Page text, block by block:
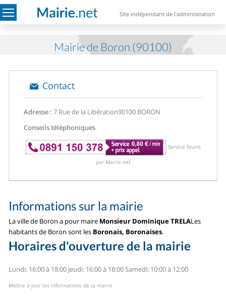
Site indépendant de l'administration
Mairie de Boron (90100)
Contact
Adresse : 7 Rue de la Libération90100 BORON
Conseils téléphoniques
Service fourni
par Mairie.net
Informations sur la mairie
La ville de Boron a pour maire Monsieur Dominique TRELALes
habitants de Boron sont les Boronais, Boronaises.
Horaires d'ouverture de la mairie
Lundi: 16:00 à 18:00 Jeudi: 16:00 à 18:00Samedi: 10:00 à 12:00
Mettre à jour les informations de la mairie